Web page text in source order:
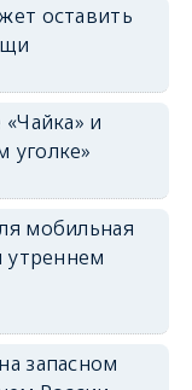
оставить
и
уголке»
мобильная
утреннем
запасном